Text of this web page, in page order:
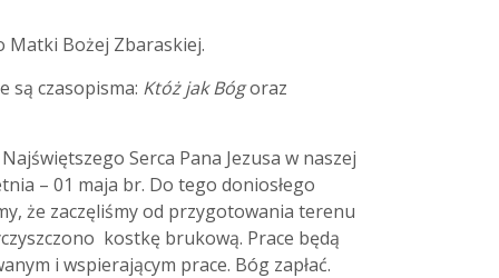
Bożej Zbaraskiej.
czasopisma: Któż jak Bógoraz
Serca Pana Jezusa w naszej
– 01 maja br. Do tego doniosłego
że zaczęliśmy od przygotowania terenu
kostkę brukową. Prace będą
i wspierającym prace. Bóg zapłać.